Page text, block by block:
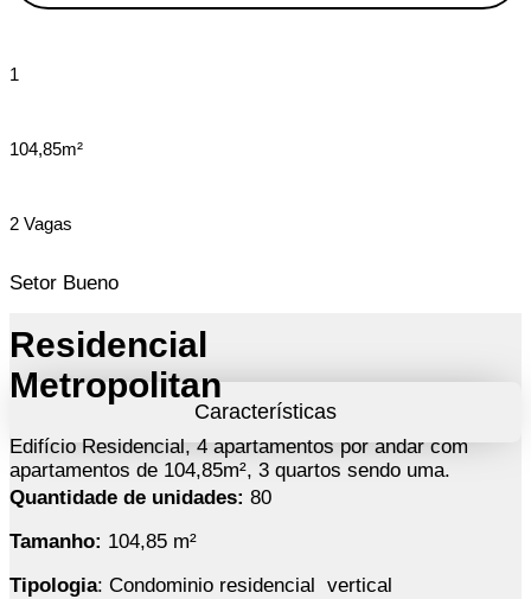
1
104,85m²
2 Vagas
Setor Bueno
Residencial
Metropolitan
Edifício Residencial, 4 apartamentos por andar com
apartamentos de 104,85m², 3 quartos sendo uma.
Características
Quantidade de unidades: 80
Tamanho: 104,85 m²
Tipologia: Condominio residencial vertical